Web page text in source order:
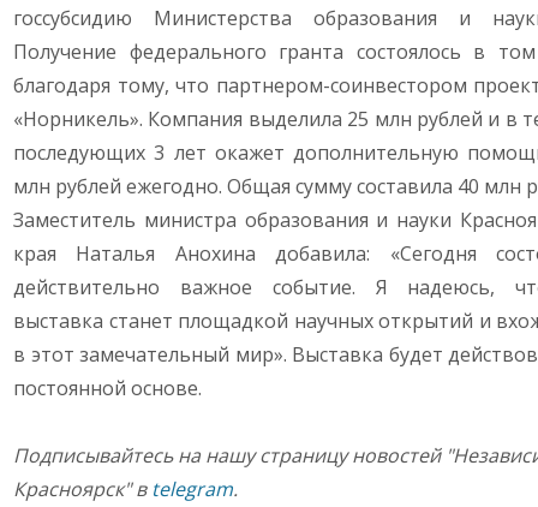
госсубсидию Министерства образования и
Получение федерального гранта состоялось в
благодаря тому, что партнером-соинвестором
«Норникель». Компания выделила 25 млн рублей и в
последующих 3 лет окажет дополнительную
млн рублей ежегодно. Общая сумму составила 40 млн
Заместитель министра образования и науки
края Наталья Анохина добавила: «Сегодня
действительно важное событие. Я надеюсь,
выставка станет площадкой научных открытий и
в этот замечательный мир». Выставка будет
постоянной основе.
Подписывайтесь на нашу страницу новостей
Красноярск" в telegram.